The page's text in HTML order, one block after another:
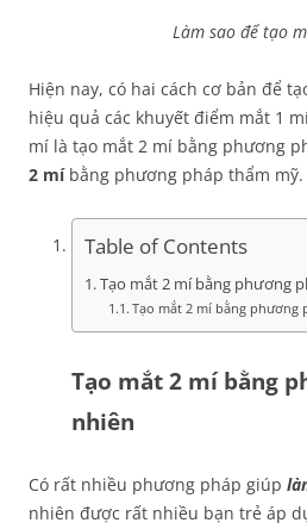
Làm sao để tạo
Hiện nay, có hai cách cơ bản để
hiệu quả các khuyết điểm mắt 1
mí là tạo mắt 2 mí bằng phương
2 míbằng phương pháp thẩm mỹ.
Table of Contents
Tạo mắt 2 mí bằng phương
Tạo mắt 2 mí bằng phương
Tạo mắt 2 mí bằng
nhiên
Có rất nhiều phương pháp giúp
nhiên được rất nhiều bạn trẻ áp